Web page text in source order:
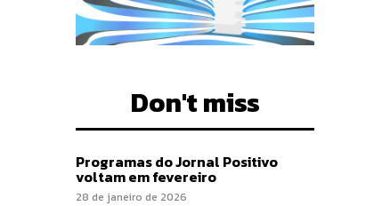
Don't miss
Programas do Jornal Positivo
voltam em fevereiro
28 de janeiro de 2026